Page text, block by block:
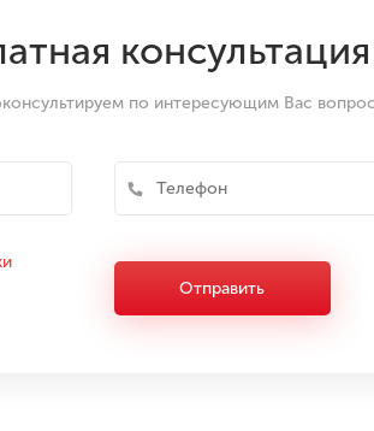
консультация
по интересующим Вас
Отправить